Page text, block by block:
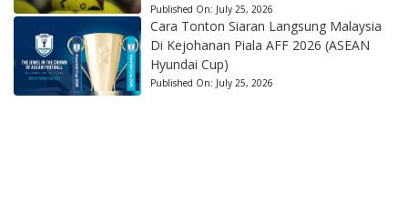
Published On: July 25, 2026
Cara Tonton Siaran Langsung Malaysia
Di Kejohanan Piala AFF 2026 (ASEAN
Hyundai Cup)
Published On: July 25, 2026